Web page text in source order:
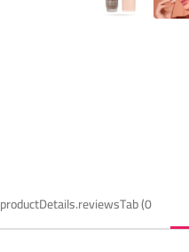
productDetails.reviewsTab (0)